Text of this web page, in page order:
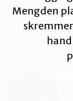
Mengden